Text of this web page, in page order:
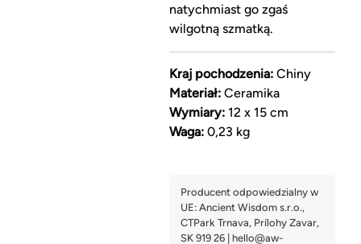
natychmiast go zgaś
wilgotną szmatką.
Kraj pochodzenia:Chiny
Materiał:Ceramika
Wymiary:12 x 15 cm
Waga:0,23 kg